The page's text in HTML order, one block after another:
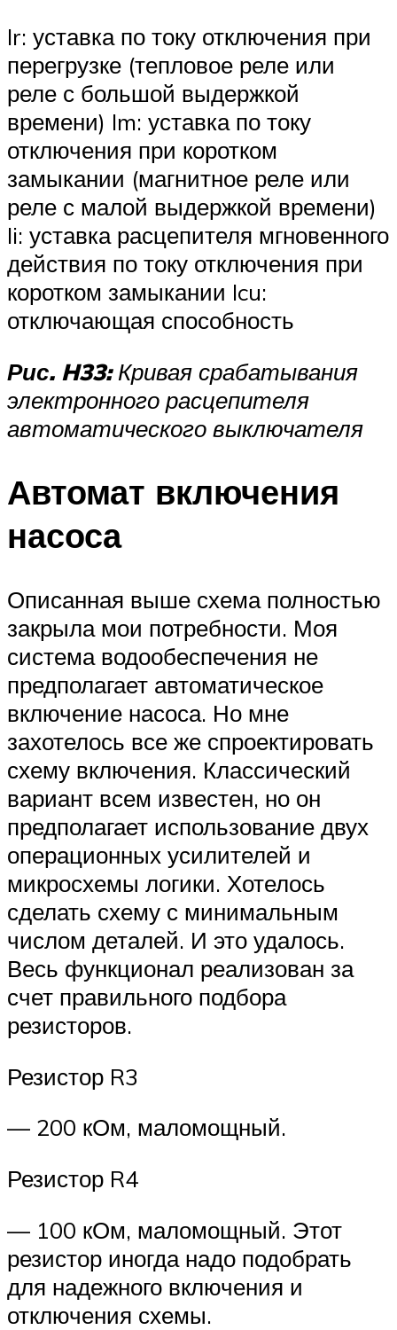
Ir: уставка по току отключения при
перегрузке (тепловое реле или
реле с большой выдержкой
времени) Im: уставка по току
отключения при коротком
замыкании (магнитное реле или
реле с малой выдержкой времени)
Ii: уставка расцепителя мгновенного
действия по току отключения при
коротком замыкании Icu:
отключающая способность
Рис. H33: Кривая срабатывания
электронного расцепителя
автоматического выключателя
Автомат включения
насоса
Описанная выше схема полностью
закрыла мои потребности. Моя
система водообеспечения не
предполагает автоматическое
включение насоса. Но мне
захотелось все же спроектировать
схему включения. Классический
вариант всем известен, но он
предполагает использование двух
операционных усилителей и
микросхемы логики. Хотелось
сделать схему с минимальным
числом деталей. И это удалось.
Весь функционал реализован за
счет правильного подбора
резисторов.
Резистор R3
— 200 кОм, маломощный.
Резистор R4
— 100 кОм, маломощный. Этот
резистор иногда надо подобрать
для надежного включения и
отключения схемы.